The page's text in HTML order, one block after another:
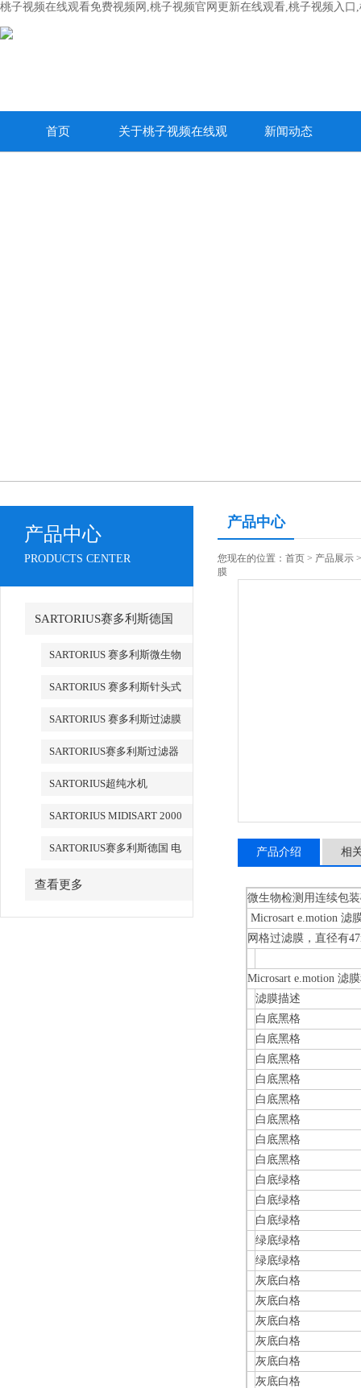
桃子视频在线观看免费视频网,桃子视频官网更新在线观看,桃子视频入口
首页 关于桃子视频在线观 新闻动态
产品中心
PRODUCTS CENTER
SARTORIUS赛多利斯德国
SARTORIUS 赛多利斯微生物
SARTORIUS 赛多利斯针头式
SARTORIUS 赛多利斯过滤膜
SARTORIUS赛多利斯过滤器
SARTORIUS超纯水机
SARTORIUS MIDISART 2000
SARTORIUS赛多利斯德国 电
查看更多
产品中心
您现在的位置： 首页 > 产品展示
膜
产品介绍 相
微生物检测用连续包
Microsart e.motion 滤
网格过滤膜，直径
Microsart e.motion 滤
滤膜描述
白底黑格
白底黑格
白底黑格
白底黑格
白底黑格
白底黑格
白底黑格
白底黑格
白底绿格
白底绿格
白底绿格
绿底绿格
绿底绿格
灰底白格
灰底白格
灰底白格
灰底白格
灰底白格
灰底白格